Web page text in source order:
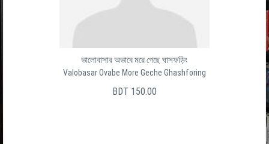
ভালোবাসার অভাবে মরে গেছে ঘাসফড়িং
Valobasar Ovabe More Geche Ghashforing
BDT 150.00